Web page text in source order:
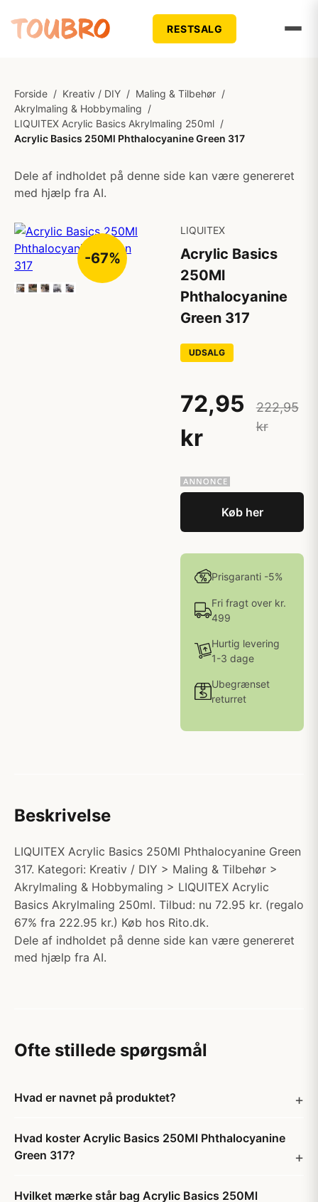
RESTSALG
Forside / Kreativ / DIY / Maling & Tilbehør /
Akrylmaling & Hobbymaling /
LIQUITEX Acrylic Basics Akrylmaling 250ml /
Acrylic Basics 250Ml Phthalocyanine Green 317
Dele af indholdet på denne side kan være genereret
med hjælp fra AI.
-67%
LIQUITEX
Acrylic Basics
250Ml
Phthalocyanine
Green 317
UDSALG
72,95
kr
222,95
kr
Køb her
Prisgaranti -5%
Fri fragt over kr.
499
Hurtig levering
1-3 dage
Ubegrænset
returret
Beskrivelse
LIQUITEX Acrylic Basics 250Ml Phthalocyanine Green
317. Kategori: Kreativ / DIY > Maling & Tilbehør >
Akrylmaling & Hobbymaling > LIQUITEX Acrylic
Basics Akrylmaling 250ml. Tilbud: nu 72.95 kr. (regalo
67% fra 222.95 kr.) Køb hos Rito.dk.
Dele af indholdet på denne side kan være genereret
med hjælp fra AI.
Ofte stillede spørgsmål
Hvad er navnet på produktet?
Hvad koster Acrylic Basics 250Ml Phthalocyanine
Green 317?
Hvilket mærke står bag Acrylic Basics 250Ml